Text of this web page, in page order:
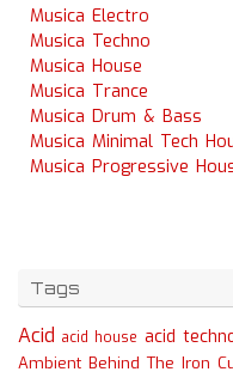
Musica Electro
Musica Techno
Musica House
Musica Trance
Musica Drum & Bass
Musica Minimal Tech
Musica Progressive
Tags
Acid acid house acid
Ambient Behind The Iron